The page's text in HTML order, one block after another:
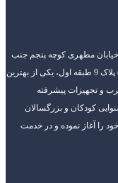
خیابان مطهری کوچه پنجم جنب
داروخانه دکتر حاتمی (روبروی ساختمان پزشکان پاستور) پلاک 9 طبقه اول، یکی از بهترین
و تجهیزات پیشرفته
کودکان و بزرگسالان
وزوزگوش از سال 1389 فعالیت خود را آغاز نموده و در خدمت